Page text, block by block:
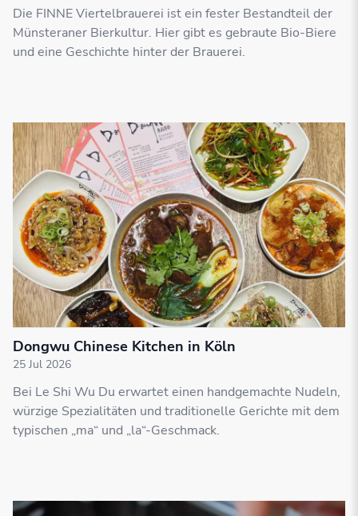
Die FINNE Viertelbrauerei ist ein fester Bestandteil der
Münsteraner Bierkultur. Hier gibt es gebraute Bio-Biere
und eine Geschichte hinter der Brauerei.
Dongwu Chinese Kitchen in Köln
25 Jul 2026
Bei Le Shi Wu Du erwartet einen handgemachte Nudeln,
würzige Spezialitäten und traditionelle Gerichte mit dem
typischen „ma“ und „la“-Geschmack.